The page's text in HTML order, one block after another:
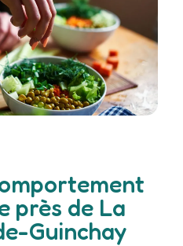
près de La
Guinchay